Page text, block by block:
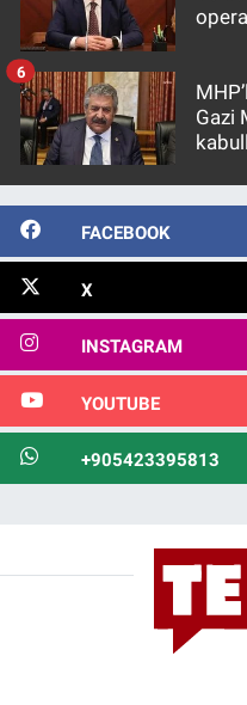
Gazi
6
FACEBOOK
X
INSTAGRAM
YOUTUBE
+905423395813